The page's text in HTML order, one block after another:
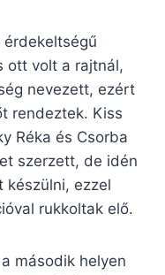
ott volt a rajtnál,
nevezett, ezért
rendeztek. Kiss
Réka és Csorba
szerzett, de idén
készülni, ezzel
rukkoltak elő.
második helyen